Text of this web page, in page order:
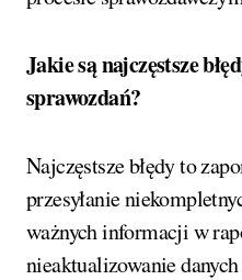
Jakie są najczęstsze
sprawozdań?
Najczęstsze błędy to
przesyłanie
ważnych informacji w
nieaktualizowanie